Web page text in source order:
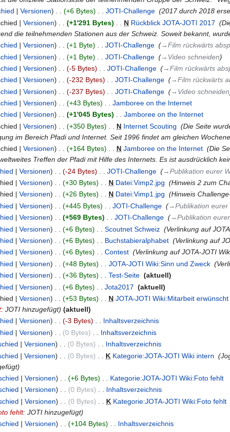
Versionen +6 Bytes JOTI-Challenge ‎ 2017 durch 2018
Versionen +1'291 Bytes N Rückblick JOTA-JOTI 2017 ‎
die teilnehmenden Stationen aus der Schweiz. Soweit bekannt,
Versionen +1 Byte JOTI-Challenge ‎ →‎Film rückwärts
Versionen +1 Byte JOTI-Challenge ‎ →‎Video schneiden
Versionen -5 Bytes JOTI-Challenge ‎ →‎Film rückwärts
Versionen -232 Bytes JOTI-Challenge ‎ →‎Film rückwärts
Versionen -237 Bytes JOTI-Challenge ‎ →‎Video schneiden
Versionen +43 Bytes Jamboree on the Internet
Versionen +1'045 Bytes Jamboree on the Internet
Versionen +350 Bytes N Internet Scouting ‎ Die Seite
im Bereich Pfadi und Internet. Seit 1996 findet am gleichen
Versionen +164 Bytes N Jamboree on the Internet ‎ Die
Treffen der Pfadi mit Hilfe des Internets. Es ist ausdrücklich
Versionen -24 Bytes JOTI-Challenge ‎ →‎Publikation eurer
Versionen +30 Bytes N Datei:Vimp2.jpg ‎ Hinweis 2 zum
Versionen +26 Bytes N Datei:Vimp1.jpg ‎ Hinweis
Versionen +445 Bytes JOTI-Challenge ‎ →‎Publikation eurer
Versionen +569 Bytes JOTI-Challenge ‎ →‎Publikation
Versionen +6 Bytes Scoutnet Schweiz ‎ Verlinkung auf
Versionen +6 Bytes Buchstabieralphabet ‎ Verlinkung auf
Versionen +6 Bytes Contest ‎ Verlinkung auf JOTA-JOTI
Versionen +48 Bytes JOTA-JOTI Wiki:Sinn und Zweck ‎
Versionen +36 Bytes Test-Seite ‎ aktuell
Versionen +6 Bytes Jota2017 ‎ aktuell
Versionen +53 Bytes N JOTA-JOTI Wiki:Mitarbeit erwünscht
: JOTI hinzugefügt
aktuell
Versionen -3 Bytes Inhaltsverzeichnis
Versionen 0 Bytes Inhaltsverzeichnis
Versionen 0 Bytes Inhaltsverzeichnis
Versionen 0 Bytes K Kategorie:JOTA-JOTI Wiki intern ‎
Versionen +6 Bytes Kategorie:JOTA-JOTI Wiki:Foto fehlt
Versionen 0 Bytes Inhaltsverzeichnis
Versionen 0 Bytes K Kategorie:JOTA-JOTI Wiki:Foto fehlt
fehlt: JOTI hinzugefügt
Versionen +104 Bytes Inhaltsverzeichnis